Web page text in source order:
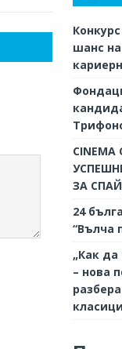
шанс
ЗА
24
“Вълча
„Как
– нова
класици